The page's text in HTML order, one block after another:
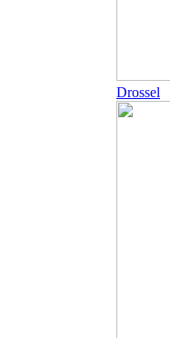
Drossel